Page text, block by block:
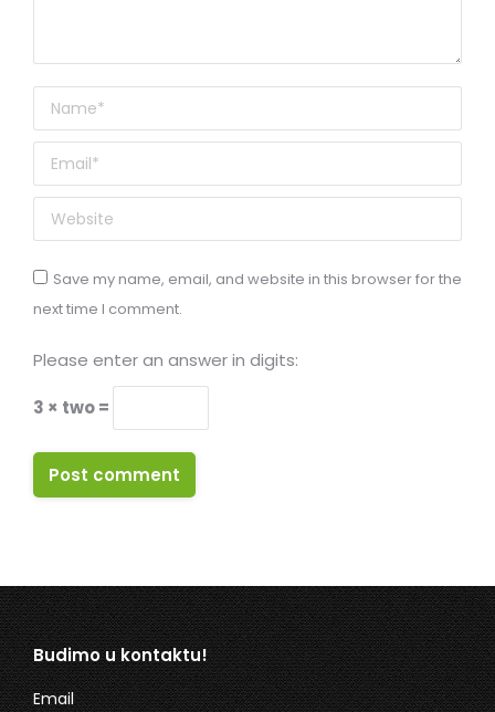
Name *
Email *
Website
Save my name, email, and website in this browser for the
next time I comment.
Please enter an answer in digits:
3 × two =
Post comment
Budimo u kontaktu!
Email